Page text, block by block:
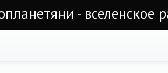
- вселенское